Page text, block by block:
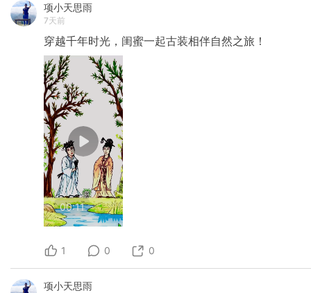
项小天思雨
7天前
穿越千年时光，闺蜜一起古装相伴自然之旅！
00:11
1 0 0
项小天思雨